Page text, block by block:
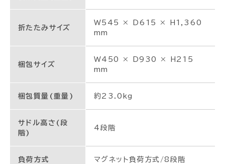
折たたみサイズ
W545 × D615 × H1,360
mm
梱包サイズ
W450 × D930 × H215
mm
梱包質量(重量) 約23.0kg
サドル高さ(段
階)
4段階
負荷方式 マグネット負荷方式/8段階